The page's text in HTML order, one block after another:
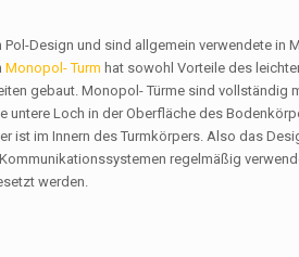
Design und sind allgemein verwendete
Monopol- Turm hat sowohl Vorteile des
gebaut. Monopol- Türme sind vollständig
untere Loch in der Oberfläche des
ist im Innern des Turmkörpers. Also das
regelmäßig
werden.